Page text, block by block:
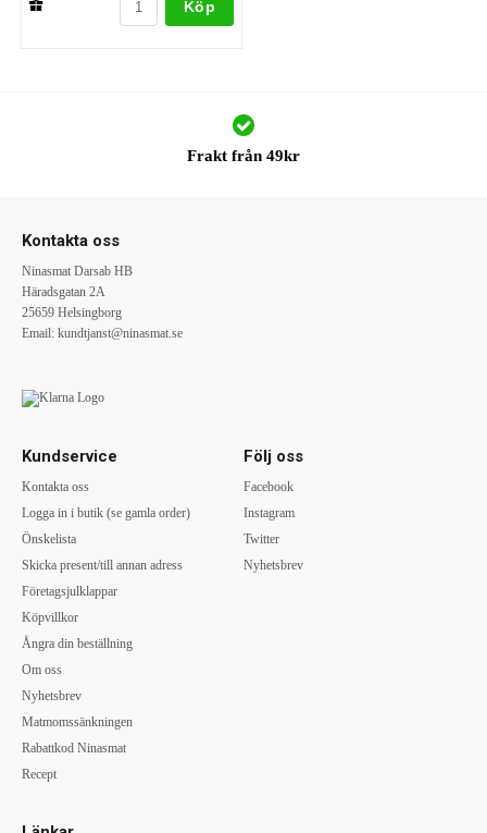
Köp
Frakt från 49kr
Kontakta oss
Ninasmat Darsab HB
Häradsgatan 2A
25659 Helsingborg
Email: kundtjanst@ninasmat.se
Kundservice
Kontakta oss
Logga in i butik (se gamla order)
Önskelista
Skicka present/till annan adress
Företagsjulklappar
Köpvillkor
Ångra din beställning
Om oss
Nyhetsbrev
Matmomssänkningen
Rabattkod Ninasmat
Recept
Följ oss
Facebook
Instagram
Twitter
Nyhetsbrev